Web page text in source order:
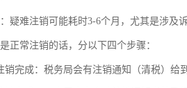
疑难注销可能耗时3-6个月，尤其是涉及
正常注销的话，分以下四个步骤：
销完成：税务局会有注销通知（清税）给